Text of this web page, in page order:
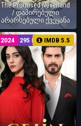
The Promised Neverland
/ დაპირებული
არარსებული ქვეყანა
295 EP
2024 IMDB 5.5